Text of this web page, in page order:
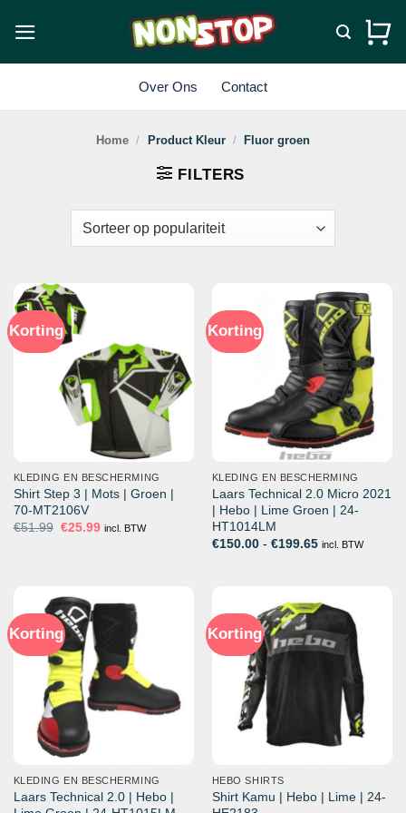
naar
Over Ons Contact
Home / Product Kleur / Fluor groen
FILTERS
Korting
KLEDING EN BESCHERMING
Shirt Step 3 | Mots | Groen |
70-MT2106V
€51.99 Oorspronkelijke
€25.99Huidige
incl. BTW
Korting
KLEDING EN BESCHERMING
Laars Technical 2.0 Micro 2021
| Hebo | Lime Groen | 24-
HT1014LM
€150.00 - €199.65Prijsklasse:
incl. BTW
Korting
KLEDING EN BESCHERMING
Laars Technical 2.0 | Hebo |
Korting
HEBO SHIRTS
Shirt Kamu | Hebo | Lime | 24-